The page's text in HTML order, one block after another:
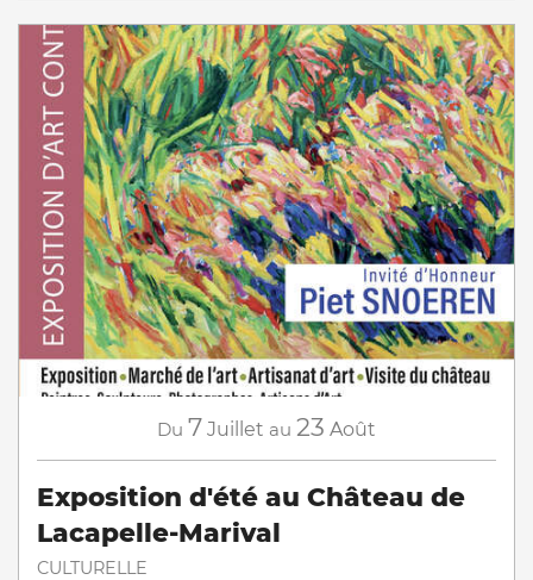
Du 7 Juillet au 23 Août
Exposition d'été au Château de
Lacapelle-Marival
CULTURELLE